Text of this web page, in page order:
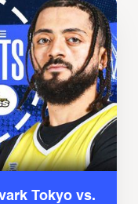
Tokyo vs.